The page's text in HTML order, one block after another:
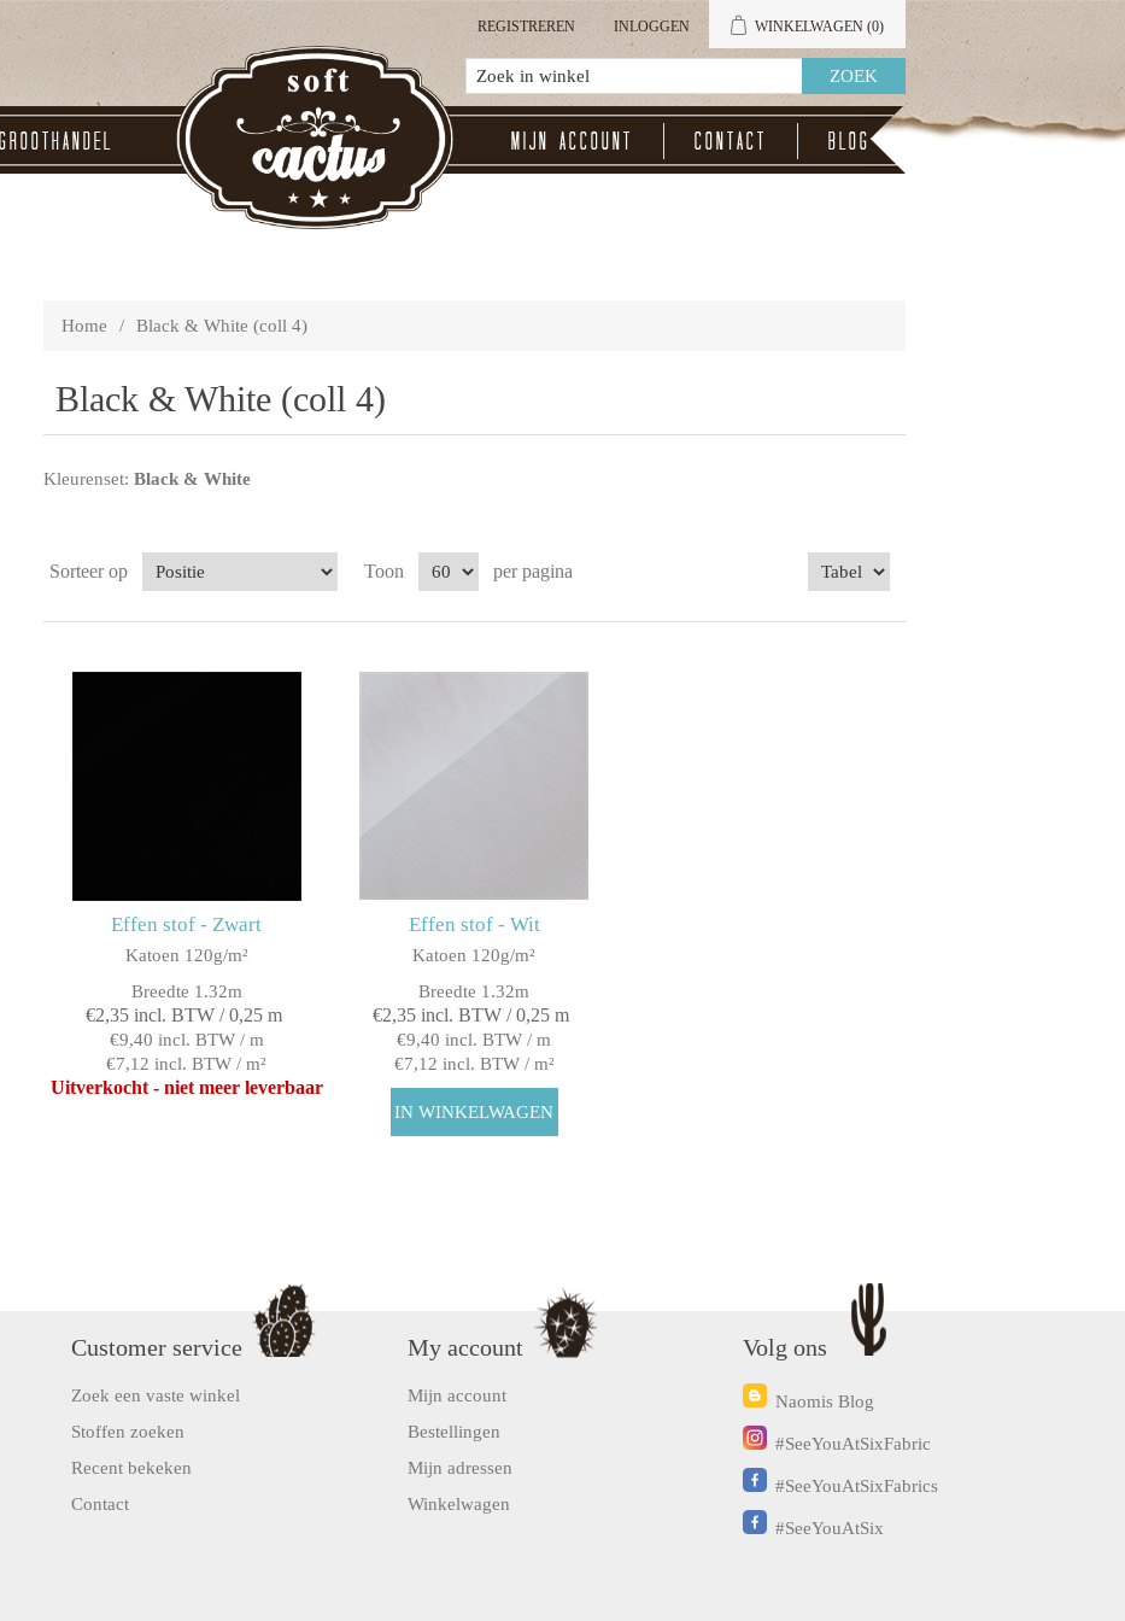
REGISTREREN INLOGGEN WINKELWAGEN (0)
Groothandel Mijn account Contact Blog
Home / Black & White (coll 4)
Black & White (coll 4)
Kleurenset: Black & White
Sorteer op Toon per pagina
Effen stof - Zwart
Katoen 120g/m²
Breedte 1.32m
€2,35 incl. BTW / 0,25 m
€9,40 incl. BTW / m
€7,12 incl. BTW / m²
Uitverkocht - niet meer leverbaar
Effen stof - Wit
Katoen 120g/m²
Breedte 1.32m
€2,35 incl. BTW / 0,25 m
€9,40 incl. BTW / m
€7,12 incl. BTW / m²
Customer service
Zoek een vaste winkel
Stoffen zoeken
Recent bekeken
Contact
My account
Mijn account
Bestellingen
Mijn adressen
Winkelwagen
Volg ons
Naomis Blog
#SeeYouAtSixFabric
#SeeYouAtSixFabrics
#SeeYouAtSix